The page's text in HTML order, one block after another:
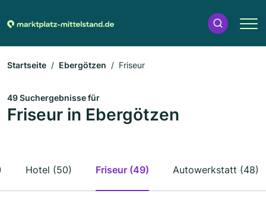
Startseite Ebergötzen Friseur
49 Suchergebnisse für
Friseur in Ebergötzen
Hotel (50) Friseur (49) Autowerkstatt (48)